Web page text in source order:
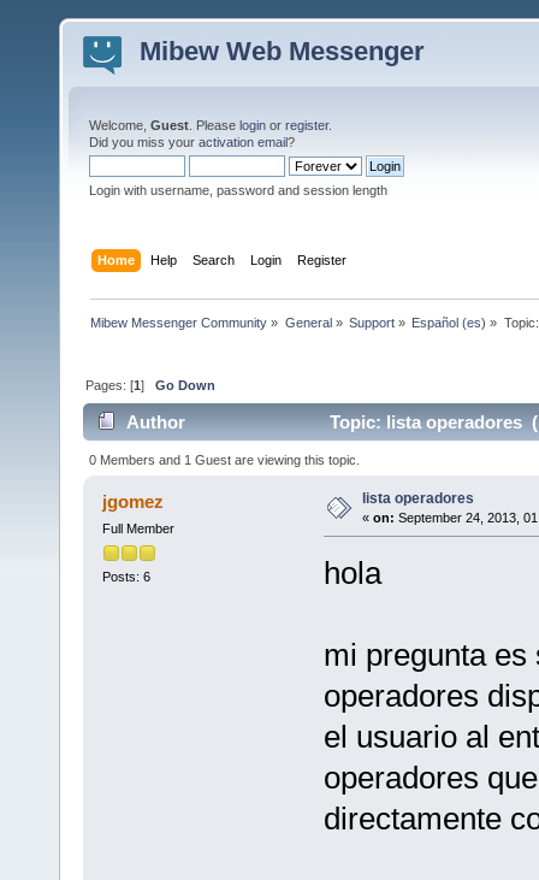
Mibew Web Messenger
Welcome, Guest . Please login or register.
Did you miss your activation email?
Login with username, password and session length
Home Help Search Login Register
Mibew Messenger Community » General» Support» Español (es) »
Pages: [1]Go Down
Author Topic: lista operadores
0 Members and 1 Guest are viewing this topic.
jgomez
Full Member
Posts: 6
lista operadores
« on: September 24, 2013,
hola
mi pregunta es
operadores
el usuario al
operadores
directamente